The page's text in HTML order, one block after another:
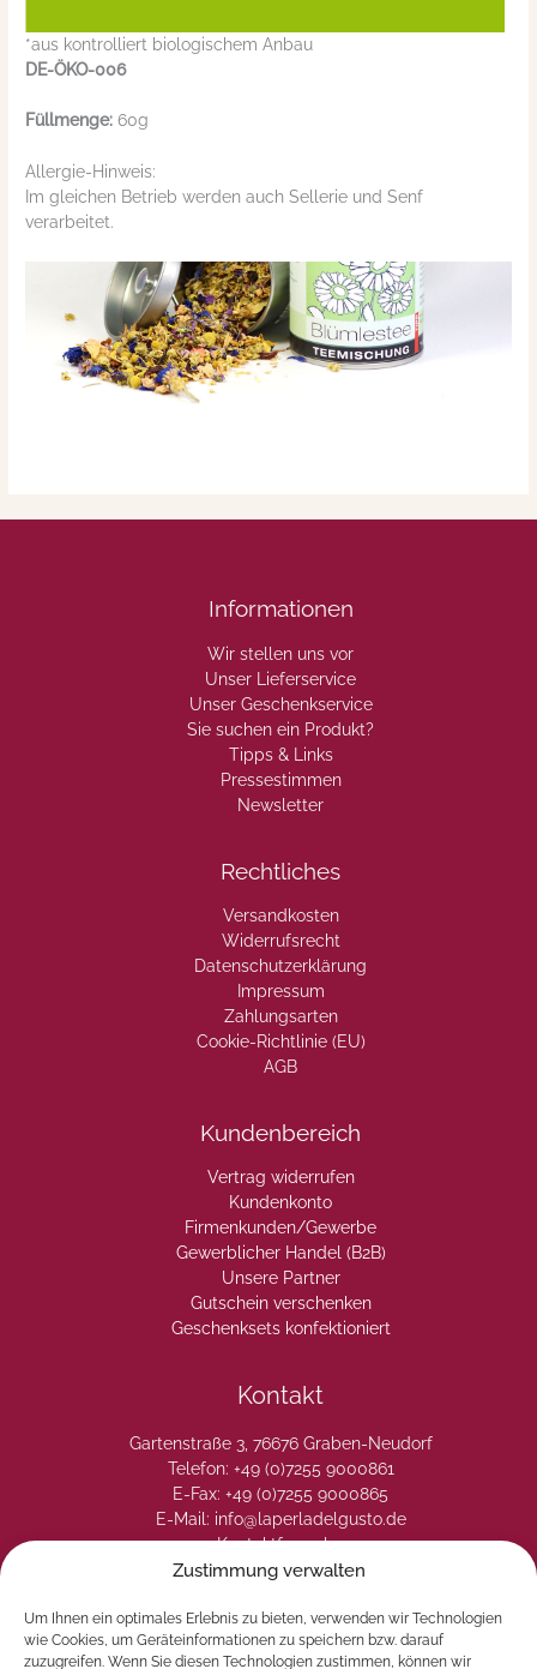
Zustimmung verwalten
Um Ihnen ein optimales Erlebnis zu bieten, verwenden wir Technologien
wie Cookies, um Geräteinformationen zu speichern bzw. darauf
zuzugreifen. Wenn Sie diesen Technologien zustimmen, können wir
*aus kontrolliert biologischem Anbau
DE-ÖKO-006
Füllmenge: 60g
Allergie-Hinweis:
Im gleichen Betrieb werden auch Sellerie und Senf
verarbeitet.
Informationen
Wir stellen uns vor
Unser Lieferservice
Unser Geschenkservice
Sie suchen ein Produkt?
Tipps & Links
Pressestimmen
Newsletter
Rechtliches
Versandkosten
Widerrufsrecht
Datenschutzerklärung
Impressum
Zahlungsarten
Cookie-Richtlinie (EU)
AGB
Kundenbereich
Vertrag widerrufen
Kundenkonto
Firmenkunden/Gewerbe
Gewerblicher Handel (B2B)
Unsere Partner
Gutschein verschenken
Geschenksets konfektioniert
Kontakt
Gartenstraße 3, 76676 Graben-Neudorf
Telefon: +49 (0)7255 9000861
E-Fax: +49 (0)7255 9000865
E-Mail: info@laperladelgusto.de
Kontaktformular